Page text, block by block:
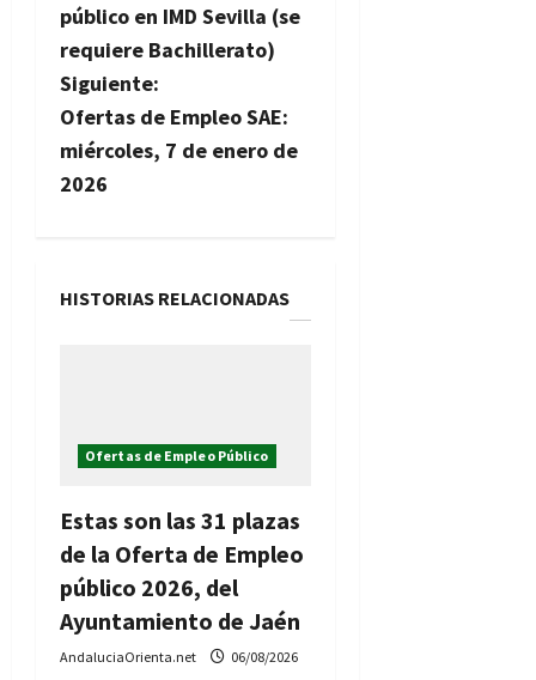
v
e
g
a
e
n
t
público en IMD Sevilla (se
requiere Bachillerato)
Siguiente:
Ofertas de Empleo SAE:
miércoles, 7 de enero de
2026
HISTORIAS RELACIONADAS
Ofertas de Empleo Público
Estas son las 31 plazas
de la Oferta de Empleo
público 2026, del
Ayuntamiento de Jaén
AndaluciaOrienta.net 06/08/2026